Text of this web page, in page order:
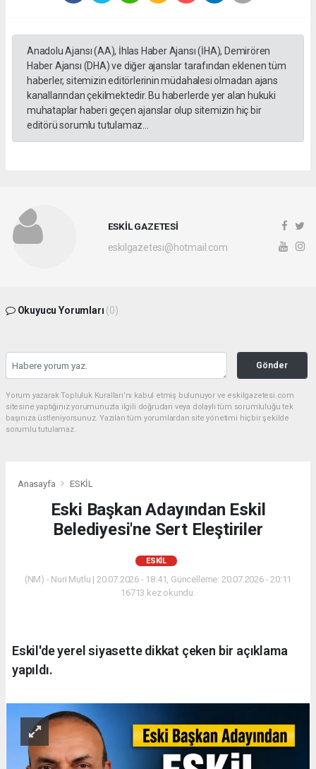
Anadolu Ajansı (AA), İhlas Haber Ajansı (İHA), Demirören
Haber Ajansı (DHA) ve diğer ajanslar tarafından eklenen tüm
haberler, sitemizin editörlerinin müdahalesi olmadan ajans
kanallarından çekilmektedir. Bu haberlerde yer alan hukuki
muhataplar haberi geçen ajanslar olup sitemizin hiç bir
editörü sorumlu tutulamaz...
ESKİL GAZETESİ
eskilgazetesi@hotmail.com
Okuyucu Yorumları (0)
Gönder
Yorum yazarak Topluluk Kuralları’nı kabul etmiş bulunuyor ve eskilgazetesi.com
sitesine yaptığınız yorumunuzla ilgili doğrudan veya dolaylı tüm sorumluluğu tek
başınıza üstleniyorsunuz. Yazılan tüm yorumlardan site yönetimi hiçbir şekilde
sorumlu tutulamaz.
Anasayfa ESKİL
Eski Başkan Adayından Eskil
Belediyesi'ne Sert Eleştiriler
ESKİL
(NM) - Nuri Mutlu | 20.07.2026 - 18:41, Güncelleme: 20.07.2026 - 20:11
16713 kez okundu.
Eskil'de yerel siyasette dikkat çeken bir açıklama
yapıldı.